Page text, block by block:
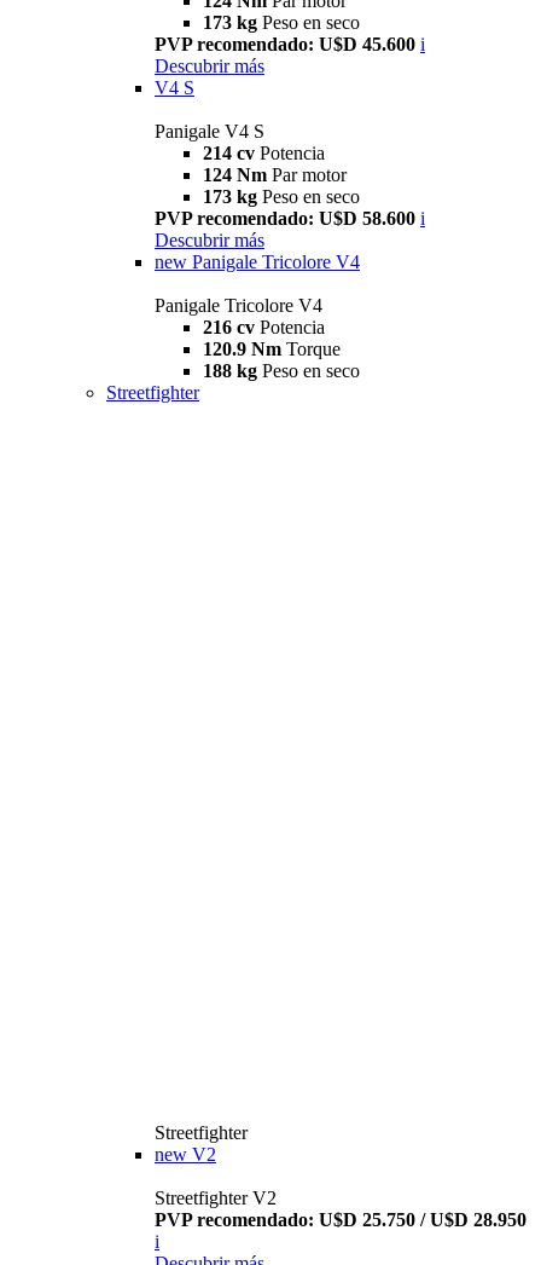
173 kg Peso en seco
PVP recomendado: U$D 45.600 i
Descubrir más
V4 S
Panigale V4 S
214 cv Potencia
124 Nm Par motor
173 kg Peso en seco
PVP recomendado: U$D 58.600 i
Descubrir más
new Panigale Tricolore V4
Panigale Tricolore V4
216 cv Potencia
120.9 Nm Torque
188 kg Peso en seco
Streetfighter
Streetfighter
new V2
Streetfighter V2
PVP recomendado: U$D 25.750 / U$D 28.950
i